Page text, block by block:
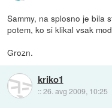
Sammy, na splosno je bila
potem, ko si klikal vsak
Grozn.
kriko1
::26. avg 2009, 10:25